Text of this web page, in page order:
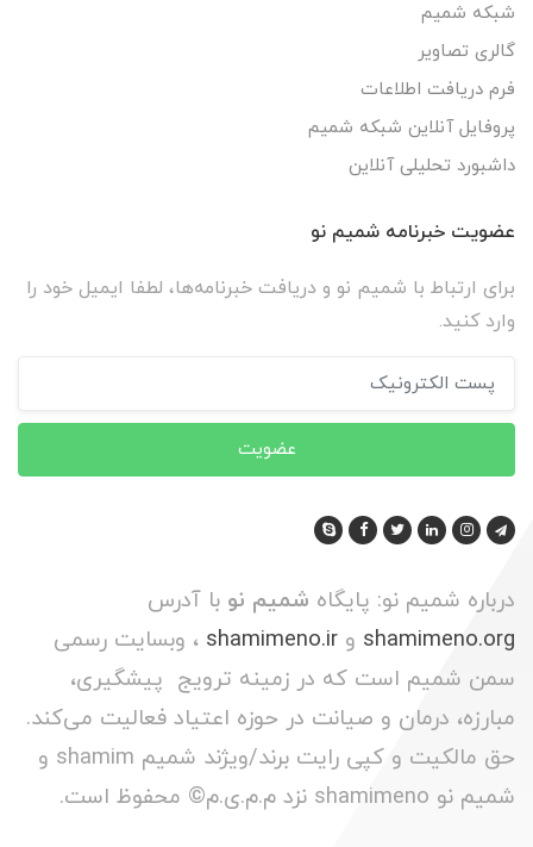
شبکه شمیم
گالری تصاویر
فرم دریافت اطلاعات
پروفایل آنلاین شبکه شمیم
داشبورد تحلیلی آنلاین
عضویت خبرنامه شمیم نو
برای ارتباط با شمیم نو و دریافت خبرنامه‌ها، لطفا ایمیل خود را
وارد کنید.
عضویت
درباره شمیم نو: پایگاه شمیم نو با آدرس
shamimeno.org و shamimeno.ir ، وبسایت رسمی
سمن شمیم است که در زمینه ترویج پیشگیری،
مبارزه، درمان و صیانت در حوزه اعتیاد فعالیت می‌کند.
حق مالکیت و کپی رایت برند/ویژند شمیم shamim و
شمیم نو shamimeno نزد م.م.ی.م© محفوظ است.